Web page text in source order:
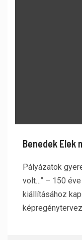
Benedek Elek
Pályázatok
volt…” – 150
kiállításához